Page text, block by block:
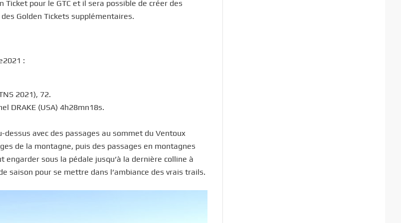
Ticket pour le GTC et il sera possible de créer des
Golden Tickets supplémentaires.
:
2021), 72.
DRAKE (USA) 4h28mn18s.
avec des passages au sommet du Ventoux
de la montagne, puis des passages en montagnes
sous la pédale jusqu’à la dernière colline à
saison pour se mettre dans l’ambiance des vrais trails.